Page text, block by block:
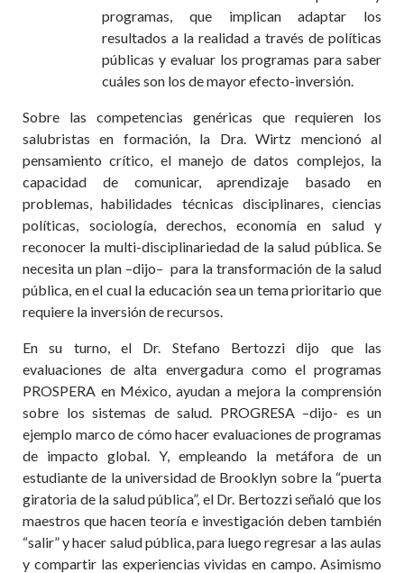
programas, que implican adaptar los
resultados a la realidad a través de políticas
públicas y evaluar los programas para saber
cuáles son los de mayor efecto-inversión.
Sobre las competencias genéricas que requieren los
salubristas en formación, la Dra. Wirtz mencionó al
pensamiento crítico, el manejo de datos complejos, la
capacidad de comunicar, aprendizaje basado en
problemas, habilidades técnicas disciplinares, ciencias
políticas, sociología, derechos, economía en salud y
reconocer la multi-disciplinariedad de la salud pública. Se
necesita un plan –dijo– para la transformación de la salud
pública, en el cual la educación sea un tema prioritario que
requiere la inversión de recursos.
En su turno, el Dr. Stefano Bertozzi dijo que las
evaluaciones de alta envergadura como el programas
PROSPERA en México, ayudan a mejora la comprensión
sobre los sistemas de salud. PROGRESA –dijo- es un
ejemplo marco de cómo hacer evaluaciones de programas
de impacto global. Y, empleando la metáfora de un
estudiante de la universidad de Brooklyn sobre la “puerta
giratoria de la salud pública”, el Dr. Bertozzi señaló que los
maestros que hacen teoría e investigación deben también
“salir” y hacer salud pública, para luego regresar a las aulas
y compartir las experiencias vividas en campo. Asimismo